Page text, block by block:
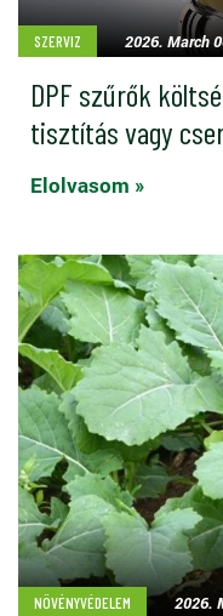
SZERVIZ 2026. March
DPF szűrők
tisztítás vagy
Elolvasom »
NÖVÉNYVÉDELEM 2026.